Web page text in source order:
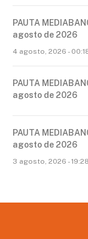
PAUTA
agosto de 2026
4 agosto, 2026 -
PAUTA
agosto de 2026
PAUTA
agosto de 2026
3 agosto, 2026 - 19:28